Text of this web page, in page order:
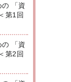
「資
第1回
「資
第2回